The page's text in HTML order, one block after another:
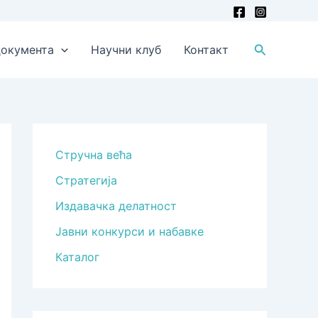
Научни клуб Контакт Претрага
Стручна већа
Стратегија
Издавачка делатност
Јавни конкурси и набавке
Каталог